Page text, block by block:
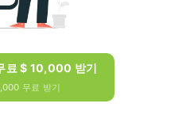
료 $ 10,000 받기
무료 받기